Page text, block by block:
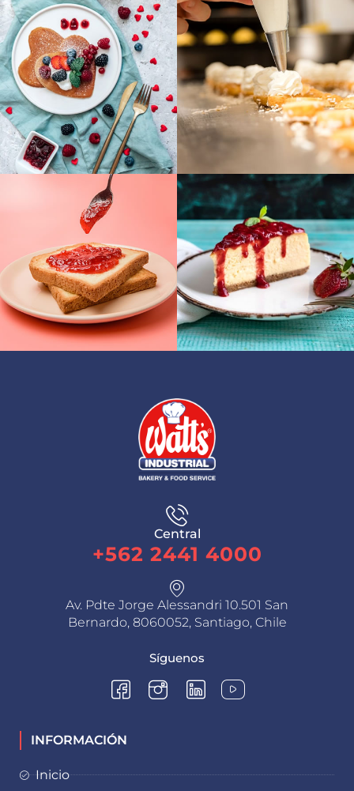
Central
+562 2441 4000
Av. Pdte Jorge Alessandri 10.501 San
Bernardo, 8060052, Santiago, Chile
Síguenos
INFORMACIÓN
Inicio